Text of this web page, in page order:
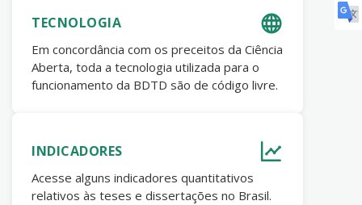
TECNOLOGIA
Em concordância com os preceitos da Ciência
Aberta, toda a tecnologia utilizada para o
funcionamento da BDTD são de código livre.
INDICADORES
Acesse alguns indicadores quantitativos
relativos às teses e dissertações no Brasil.